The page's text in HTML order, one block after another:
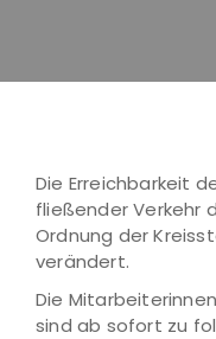
Die Erreichbarkeit
fließender Verkehr
Ordnung der
verändert.
Die
sind ab sofort zu